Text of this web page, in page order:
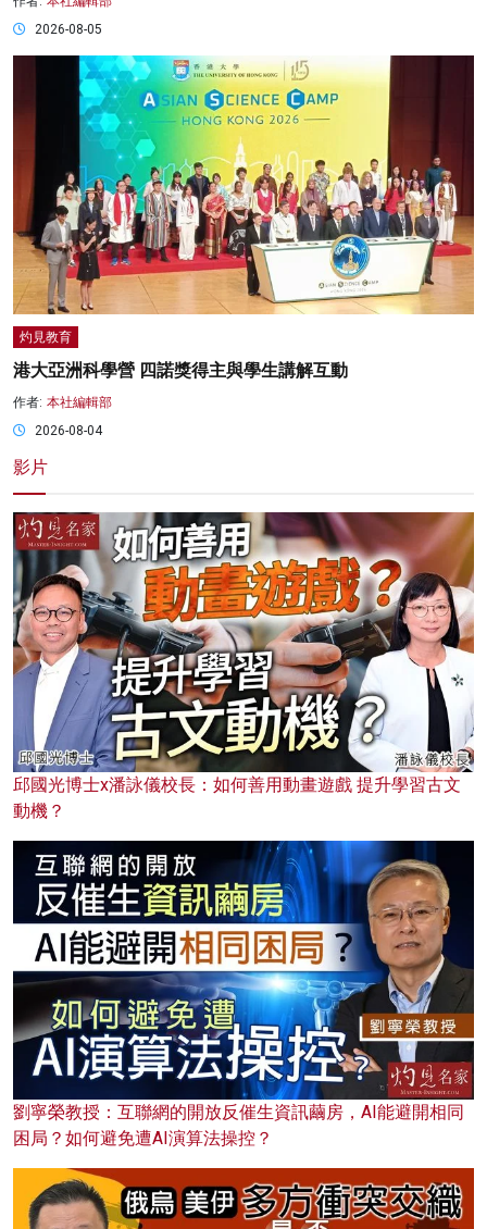
2026-08-05
灼見教育
港大亞洲科學營 四諾獎得主與學生講解互動
作者: 本社編輯部
2026-08-04
影片
邱國光博士x潘詠儀校長：如何善用動畫遊戲 提升學習古文
動機？
劉寧榮教授：互聯網的開放反催生資訊繭房，AI能避開相同
困局？如何避免遭AI演算法操控？